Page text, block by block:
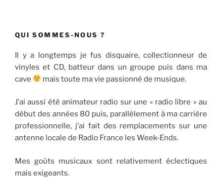
QUI SOMMES-NOUS ?
Il y a longtemps je fus disquaire, collectionneur de
vinyles et CD, batteur dans un groupe puis dans ma
cave
mais toute ma vie passionné de musique.
J’ai aussi été animateur radio sur une « radio libre » au
début des années 80 puis, parallèlement à ma carrière
professionnelle, j’ai fait des remplacements sur une
antenne locale de Radio France les Week-Ends.
Mes goûts musicaux sont relativement éclectiques
mais exigeants.